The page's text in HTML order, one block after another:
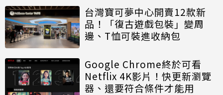
台灣寶可夢中心開賣12款新
品！「復古遊戲包裝」變周
邊、T恤可裝進收納包
Google Chrome終於可看
Netflix 4K影片！快更新瀏覽
器、還要符合條件才能用